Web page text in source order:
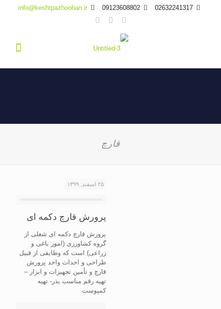
02632241317
09123608802
info@keshtpazhoohan.ir
قارچ
۲۵ اسفند, ۱۳۹۹
پرورش قارچ دکمه ای
پرورش قارچ دکمه ای شغلی از
گروه کشاورزی (امور باغی و
زراعی) است که وظایفی از قبیل
طراحی و احداث واحد پرورش
قارچ و تأمین تجهیزات و ابزار –
تهیه رقم مناسب بذر- تهیه
کمپوست